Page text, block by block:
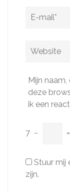
E-
Website
Mijn
deze
ik een
7 − =
Stuur mij
zijn.